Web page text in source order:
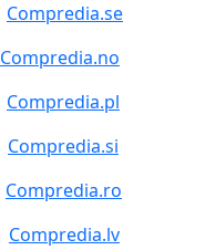
Compredia.se
Compredia.no
Compredia.pl
Compredia.si
Compredia.ro
Compredia.lv